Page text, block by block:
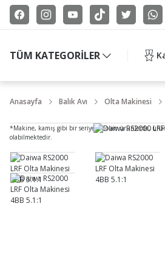
TÜM KATEGORİLER
Anasayfa Balık Avı Olta Makinesi
*Makine, kamış gibi bir seriye ait olan ürünlerde,
olabilmektedir.